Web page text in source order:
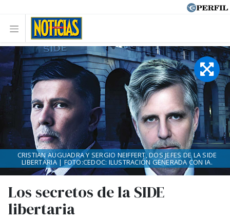
Los secretos de la SIDE
libertaria
CRISTIAN AUGUADRA Y SERGIO NEIFFERT, DOS JEFES DE LA SIDE
LIBERTARIA | FOTO:CEDOC: ILUSTRACIÓN GENERADA CON IA.